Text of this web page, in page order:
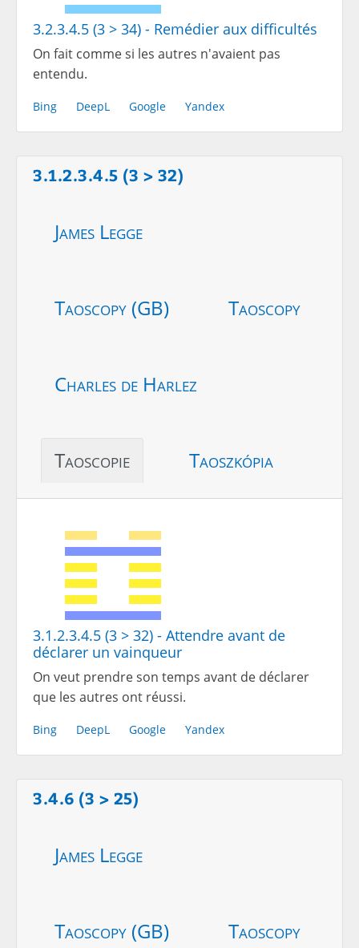
3.2.3.4.5 (3 > 34) - Remédier aux difficultés
On fait comme si les autres n'avaient pas
entendu.
Bing DeepL Google Yandex
3.1.2.3.4.5 (3 > 32)
James Legge
Taoscopy (GB) Taoscopy
Charles de Harlez
Taoscopie Taoszkópia
3.1.2.3.4.5 (3 > 32) - Attendre avant de
déclarer un vainqueur
On veut prendre son temps avant de déclarer
que les autres ont réussi.
Bing DeepL Google Yandex
3.4.6 (3 > 25)
James Legge
Taoscopy (GB) Taoscopy